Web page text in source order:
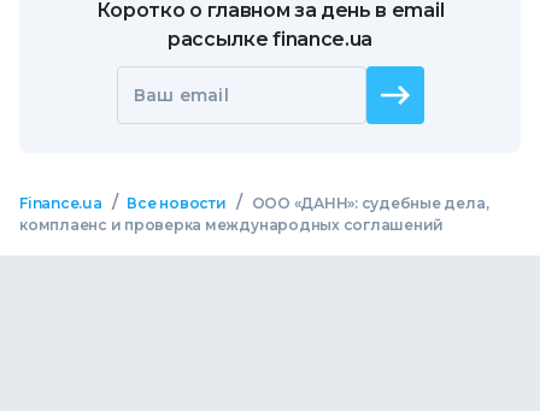
Коротко о главном за день в email
рассылке finance.ua
Ваш email
Finance.ua / Все новости /
ООО «ДАНН»: судебные дела,
комплаенс и проверка международных соглашений